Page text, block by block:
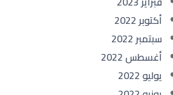
أكتوبر 2022
سبتمبر 2022
أغسطس 2022
يوليو 2022